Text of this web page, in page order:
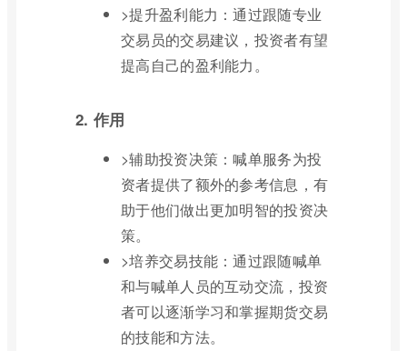
>提升盈利能力：通过跟随专业
交易员的交易建议，投资者有望
提高自己的盈利能力。
2. 作用
>辅助投资决策：喊单服务为投
资者提供了额外的参考信息，有
助于他们做出更加明智的投资决
策。
>培养交易技能：通过跟随喊单
和与喊单人员的互动交流，投资
者可以逐渐学习和掌握期货交易
的技能和方法。